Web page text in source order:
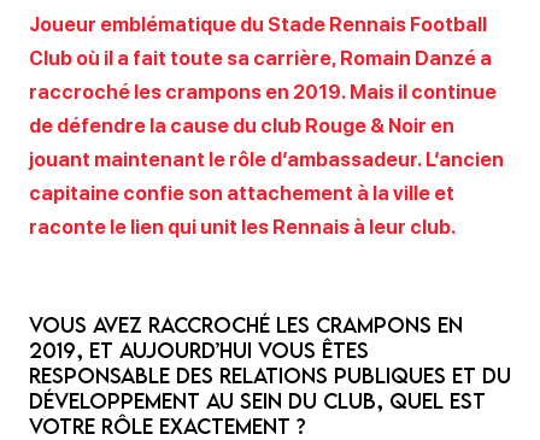
Joueur emblématique du Stade Rennais Football
Club où il a fait toute sa carrière, Romain Danzé a
raccroché les crampons en 2019. Mais il continue
de défendre la cause du club Rouge & Noir en
jouant maintenant le rôle d’ambassadeur. L’ancien
capitaine confie son attachement à la ville et
raconte le lien qui unit les Rennais à leur club.
Vous avez raccroché les crampons en
2019, et aujourd’hui vous êtes
Responsable des relations publiques et du
développement au sein du club, quel est
votre rôle exactement ?